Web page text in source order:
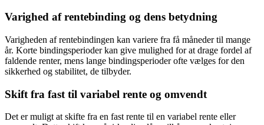
Varighed af rentebinding og dens betydning
Varigheden af rentebindingen kan variere fra få måneder til mange
år. Korte bindingsperioder kan give mulighed for at drage fordel af
faldende renter, mens lange bindingsperioder ofte vælges for den
sikkerhed og stabilitet, de tilbyder.
Skift fra fast til variabel rente og omvendt
Det er muligt at skifte fra en fast rente til en variabel rente eller